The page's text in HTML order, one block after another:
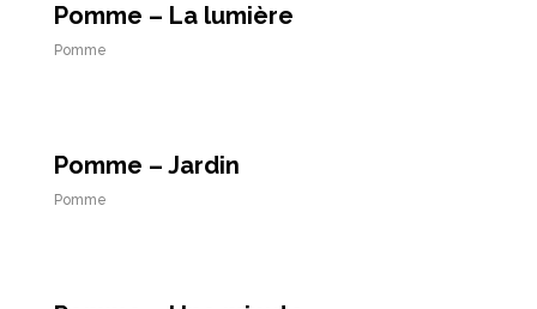
Pomme – La lumière
Pomme
Pomme – Jardin
Pomme